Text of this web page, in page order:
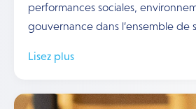
performances sociales,
gouvernance dans l’ensemble de
Lisez plus